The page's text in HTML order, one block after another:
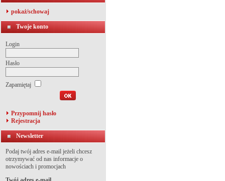
pokaż/schowaj
Twoje konto
Login
Hasło
Zapamiętaj
Przypomnij hasło
Rejestracja
Newsletter
Podaj twój adres e-mail jeżeli chcesz
otrzymywać od nas informacje o
nowościach i promocjach